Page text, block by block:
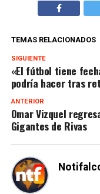
TEMAS RELACIONADOS
SIGUIENTE
«El fútbol tiene
podría hacer tras
ANTERIOR
Omar Vizquel
Gigantes de Rivas